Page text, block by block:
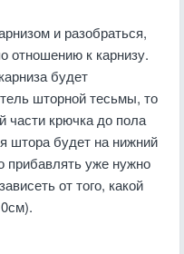
и разобраться,
отношению к карнизу.
будет
шторной тесьмы, то
части крючка до пола
штора будет на нижний
прибавлять уже нужно
от того, какой